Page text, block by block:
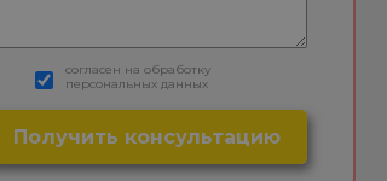
согласен на обработку
персональных данных